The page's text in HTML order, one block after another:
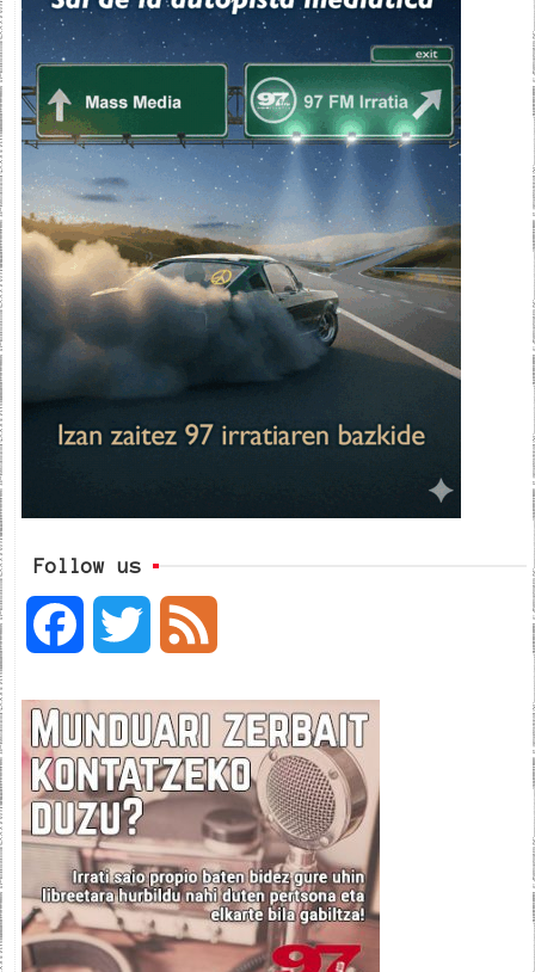
Follow us
c
e
b
o
o
i
t
t
e
e
d